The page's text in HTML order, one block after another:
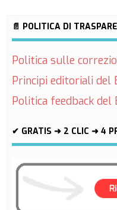
📄 POLITICA DI
Politica sulle
Principi editoriali del
Politica feedback del
✔ GRATIS ➜ 2 CLIC ➜ 4